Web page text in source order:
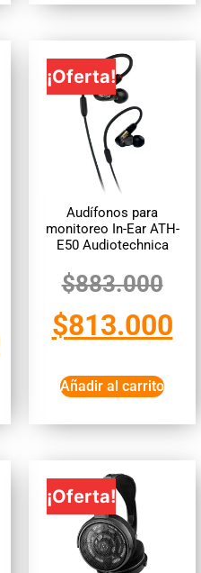
¡Oferta!
Audífonos para
monitoreo In-Ear ATH-
E50 Audiotechnica
$883.000
$813.000
Añadir al carrito
¡Oferta!